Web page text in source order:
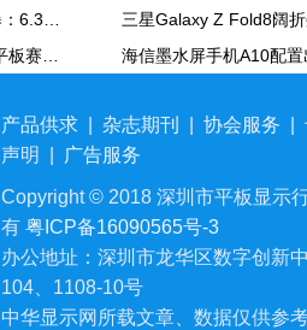
第二代阔折叠华为Pura X2首曝：6.3英寸屏 显示面积比肩iPhone Pro Max
华为全新旗舰平板曝光，高端平板赛道再迎新玩家
产品供求 杂志期刊 协会服务
声明
广告服务
Copyright © 2018 深圳市平板显示
有 粤ICP备16090565号-3
办公地址：深圳市龙华区数字创新
104、1108-10号
中华显示网所载文章、数据仅供参